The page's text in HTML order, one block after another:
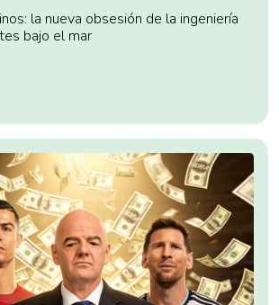
la nueva obsesión de la ingeniería
bajo el mar